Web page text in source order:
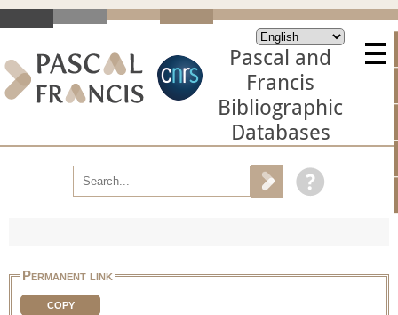
Pascal and
Francis
Bibliographic
Databases
Permanent link
COPY